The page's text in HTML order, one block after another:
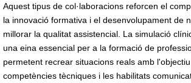
Aquest tipus de col·laboracions reforcen el
la innovació formativa i el desenvolupament de
millorar la qualitat assistencial. La simulació
una eina essencial per a la formació de
permetent recrear situacions reals amb
competències tècniques i les habilitats